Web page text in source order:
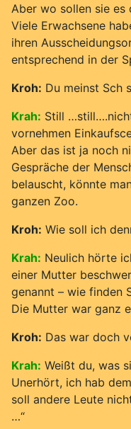
Aber wo sollen sie es
Viele Erwachsene
ihren
entsprechend in der
Kroh: Du meinst Sch
Krah: Still
vornehmen
Aber das ist ja noch
Gespräche der
belauscht, könnte
ganzen Zoo.
Kroh: Wie soll ich
Krah: Neulich hörte
einer Mutter
genannt – wie finden
Die Mutter war ganz
Kroh: Das war doch
Krah: Weißt du, was
Unerhört, ich hab
soll andere Leute
…“